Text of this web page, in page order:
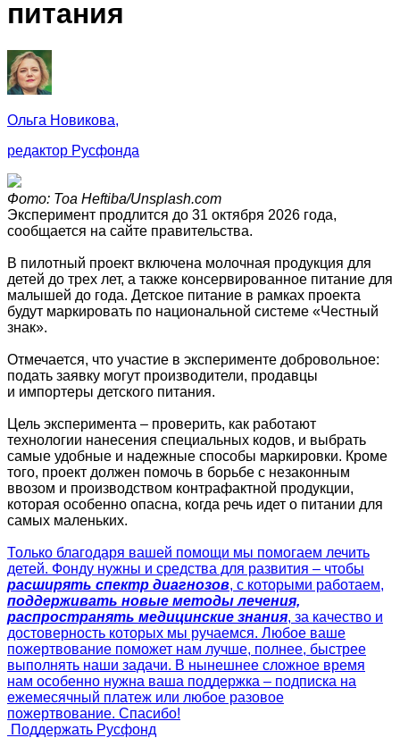
питания
Ольга Новикова,
редактор Русфонда
Фото: Toa Heftiba/Unsplash.com
Эксперимент продлится до 31 октября 2026 года,
сообщается на сайте правительства.
В пилотный проект включена молочная продукция для
детей до трех лет, а также консервированное питание для
малышей до года. Детское питание в рамках проекта
будут маркировать по национальной системе «Честный
знак».
Отмечается, что участие в эксперименте добровольное:
подать заявку могут производители, продавцы
и импортеры детского питания.
Цель эксперимента – проверить, как работают
технологии нанесения специальных кодов, и выбрать
самые удобные и надежные способы маркировки. Кроме
того, проект должен помочь в борьбе с незаконным
ввозом и производством контрафактной продукции,
которая особенно опасна, когда речь идет о питании для
самых маленьких.
Только благодаря вашей помощи мы помогаем лечить
детей. Фонду нужны и средства для развития – чтобы
расширять спектр диагнозов, с которыми работаем,
поддерживать новые методы лечения,
распространять медицинские знания, за качество и
достоверность которых мы ручаемся. Любое ваше
пожертвование поможет нам лучше, полнее, быстрее
выполнять наши задачи. В нынешнее сложное время
нам особенно нужна ваша поддержка – подписка на
ежемесячный платеж или любое разовое
пожертвование. Спасибо!
Поддержать Русфонд